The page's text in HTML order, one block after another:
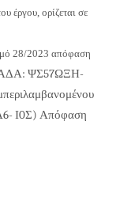
έργου, ορίζεται σε
28/2023απόφαση
ΨΣ57ΩΞΗ-
-Ι0Σ)Απόφαση